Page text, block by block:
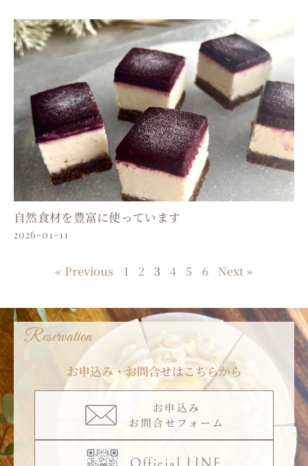
自然食材を豊富に使っています
2026-01-11
« Previous 1 2 3 4 5 6 Next »
Reservation
お申込み・お問合せはこちらから
お申込み
お問合せフォーム